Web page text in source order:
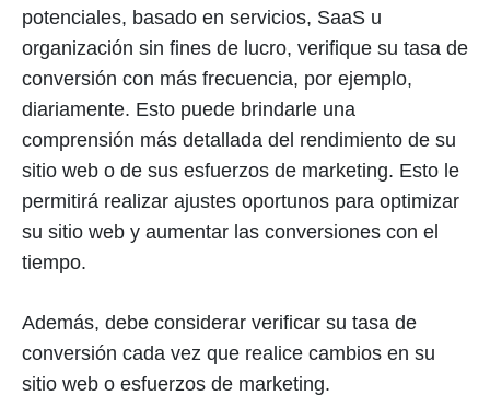
potenciales, basado en servicios, SaaS u
organización sin fines de lucro, verifique su tasa de
conversión con más frecuencia, por ejemplo,
diariamente. Esto puede brindarle una
comprensión más detallada del rendimiento de su
sitio web o de sus esfuerzos de marketing. Esto le
permitirá realizar ajustes oportunos para optimizar
su sitio web y aumentar las conversiones con el
tiempo.
Además, debe considerar verificar su tasa de
conversión cada vez que realice cambios en su
sitio web o esfuerzos de marketing.